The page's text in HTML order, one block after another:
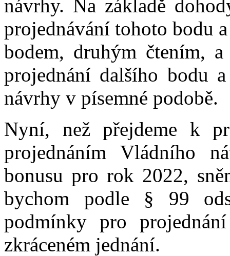
návrhy. Na základě
projednávání tohoto bodu
bodem, druhým čtením,
projednání dalšího bodu
návrhy v písemné podobě.
Nyní, než přejdeme k
projednáním Vládního
bonusu pro rok 2022,
bychom podle § 99
podmínky pro
zkráceném jednání.